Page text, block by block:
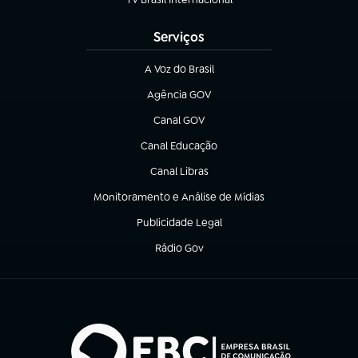
(abre em nova aba)
Serviços
A Voz do Brasil
(abre em nova aba)
Agência GOV
(abre em nova aba)
Canal GOV
(abre em nova aba)
Canal Educação
(abre em nova aba)
Canal Libras
(abre em nova aba)
Monitoramento e Análise de Mídias
(abre em nova aba)
Publicidade Legal
(abre em nova aba)
Rádio Gov
(abre em nova aba)